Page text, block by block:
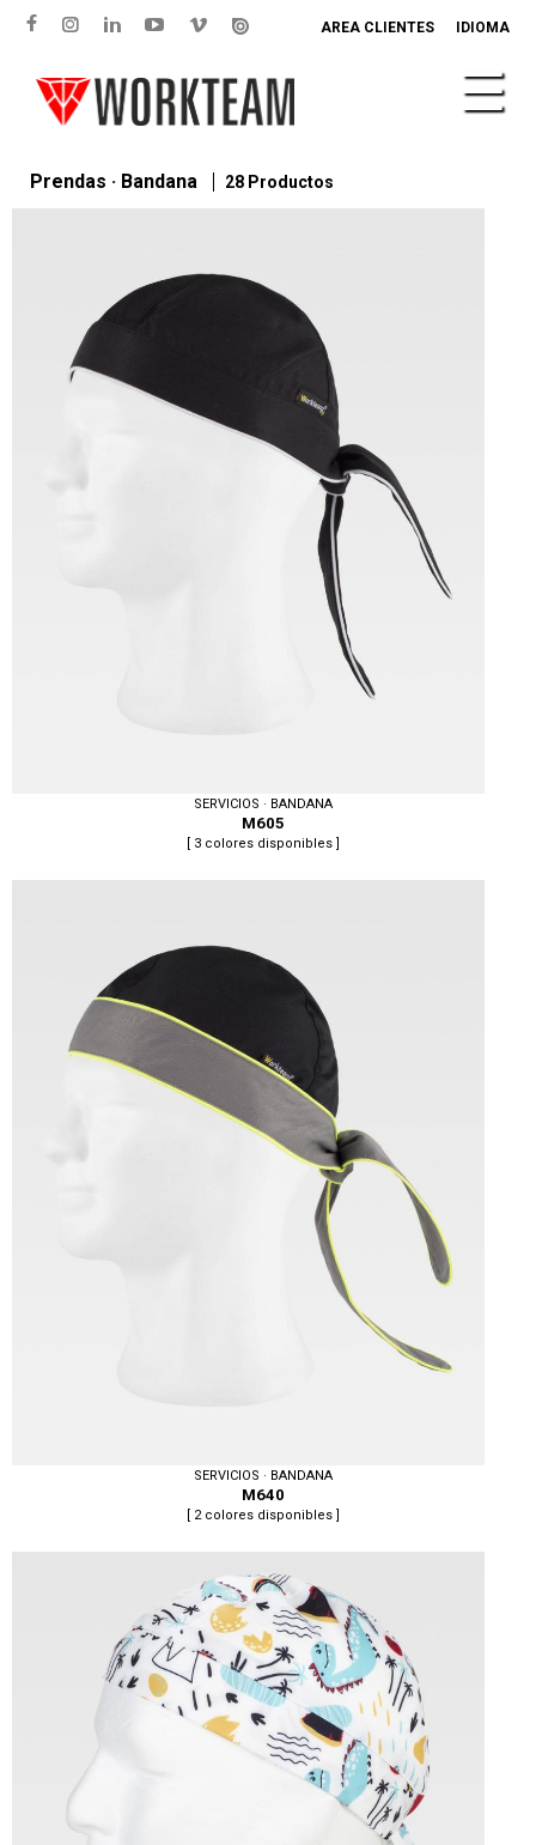
AREA CLIENTES IDIOMA
Prendas · Bandana 28 Productos
Tallas: UNICA
SERVICIOS · BANDANA
M605
[ 3 colores disponibles ]
SERVICIOS · BANDANA
M640
[ 2 colores disponibles ]